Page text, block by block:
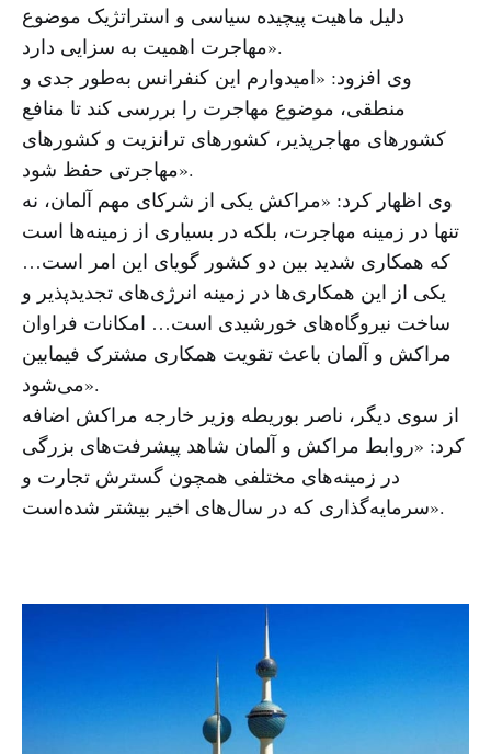
دلیل ماهیت پیچیده سیاسی و استراتژیک موضوع
مهاجرت اهمیت به سزایی دارد».
وی افزود: «امیدوارم این کنفرانس به‌طور جدی و
منطقی، موضوع مهاجرت را بررسی کند تا منافع
کشورهای مهاجرپذیر، کشورهای ترانزیت و کشورهای
مهاجرتی حفظ شود».
وی اظهار کرد: «مراکش یکی از شرکای مهم آلمان، نه
تنها در زمینه مهاجرت، بلکه در بسیاری از زمینه‌ها است
که همکاری شدید بین دو کشور گویای این امر است…
یکی از این همکاری‌ها در زمینه انرژی‌های تجدیدپذیر و
ساخت نیروگاه‌های خورشیدی است… امکانات فراوان
مراکش و آلمان باعث تقویت همکاری مشترک فیمابین
می‌شود».
از سوی دیگر، ناصر بوریطه وزیر خارجه مراکش اضافه
کرد: «روابط مراکش و آلمان شاهد پیشرفت‌های بزرگی
در زمینه‌های مختلفی همچون گسترش تجارت و
سرمایه‌گذاری که در سال‌های اخیر بیشتر شده‌است».